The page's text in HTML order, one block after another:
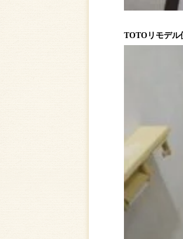
TOTOリモデル